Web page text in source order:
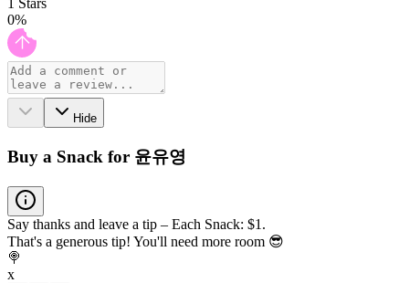
1 Stars
0%
Hide
Buy a Snack for 윤유영
Say thanks and leave a tip – Each Snack: $1.
That's a generous tip! You'll need more room 😎
🍭
x